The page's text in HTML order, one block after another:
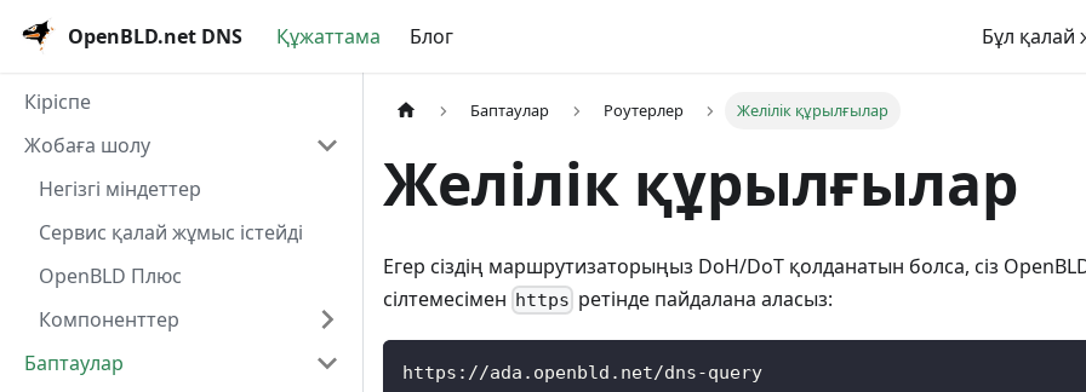
OpenBLD.net DNS Құжаттама Блог Бұл қалай
Кіріспе
Жобаға шолу
Негізгі міндеттер
Сервис қалай жұмыс істейді
OpenBLD Плюс
Компоненттер
Баптаулар
Баптаулар Роутерлер Желілік құрылғылар
Желілік құрылғылар
Егер сіздің маршрутизаторыңыз DoH/DoT қолданатын болса, сіз
сілтемесімен https ретінде пайдалана аласыз:
https://ada.openbld.net/dns-query